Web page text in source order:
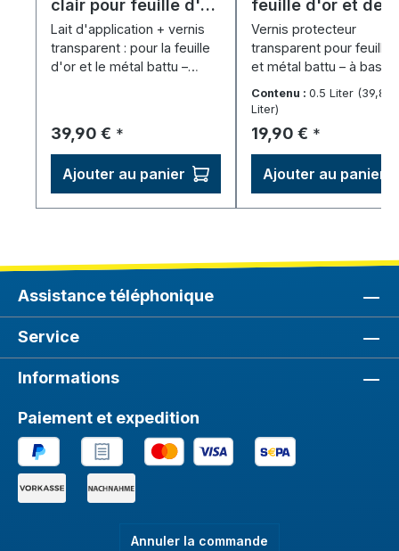
clair pour feuille d'or
et de métal (2 x 500
ml)
Lait d'application + vernis
transparent : pour la feuille
d'or et le métal battu –
Prix régulier :
39,90 € *
Ajouter au panier
feuille d'or et de
métal (500 ml)
Vernis protecteur
transparent pour feuille
et métal battu – à base
d'eau, résistant à l'eau,
faible jaunissement.
Contenu :0.5 Liter (39,80
Liter)
Prix régulier :
19,90 € *
Ajouter au panier
Assistance téléphonique
Service
Informations
Paiement et expedition
Annuler la commande